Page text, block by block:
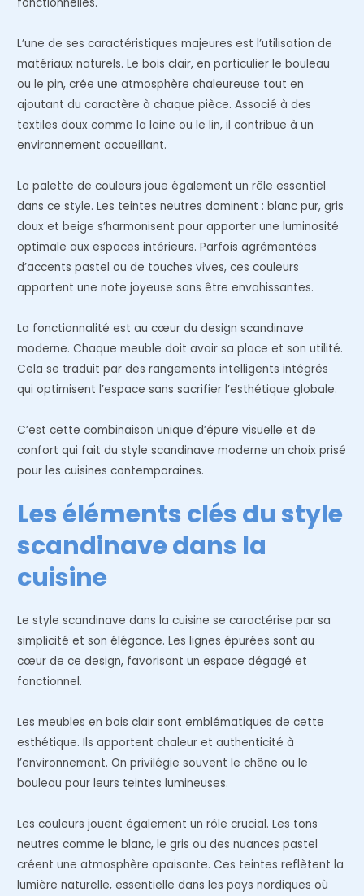
L’une de ses caractéristiques majeures est l’utilisation de
matériaux naturels. Le bois clair, en particulier le bouleau
ou le pin, crée une atmosphère chaleureuse tout en
ajoutant du caractère à chaque pièce. Associé à des
textiles doux comme la laine ou le lin, il contribue à un
environnement accueillant.
La palette de couleurs joue également un rôle essentiel
dans ce style. Les teintes neutres dominent : blanc pur, gris
doux et beige s’harmonisent pour apporter une luminosité
optimale aux espaces intérieurs. Parfois agrémentées
d’accents pastel ou de touches vives, ces couleurs
apportent une note joyeuse sans être envahissantes.
La fonctionnalité est au cœur du design scandinave
moderne. Chaque meuble doit avoir sa place et son utilité.
Cela se traduit par des rangements intelligents intégrés
qui optimisent l’espace sans sacrifier l’esthétique globale.
C’est cette combinaison unique d’épure visuelle et de
confort qui fait du style scandinave moderne un choix prisé
pour les cuisines contemporaines.
Les éléments clés du style
scandinave dans la
cuisine
Le style scandinave dans la cuisine se caractérise par sa
simplicité et son élégance. Les lignes épurées sont au
cœur de ce design, favorisant un espace dégagé et
fonctionnel.
Les meubles en bois clair sont emblématiques de cette
esthétique. Ils apportent chaleur et authenticité à
l’environnement. On privilégie souvent le chêne ou le
bouleau pour leurs teintes lumineuses.
Les couleurs jouent également un rôle crucial. Les tons
neutres comme le blanc, le gris ou des nuances pastel
créent une atmosphère apaisante. Ces teintes reflètent la
lumière naturelle, essentielle dans les pays nordiques où